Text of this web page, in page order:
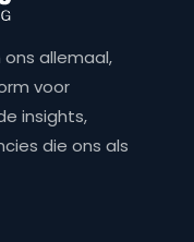
allemaal,
voor
insights,
die ons als